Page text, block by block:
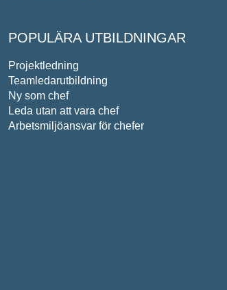
POPULÄRA UTBILDNINGAR
Projektledning
Teamledarutbildning
Ny som chef
Leda utan att vara chef
Arbetsmiljöansvar för chefer